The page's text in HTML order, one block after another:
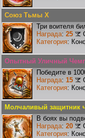
Союз Тьмы X
Три воителя
Награда: 25
Категория:
Опытный Уличный
Победите в
Награда: 15
Категория:
Молчаливый защитник
В боях вы
Награда: 20
Категория: